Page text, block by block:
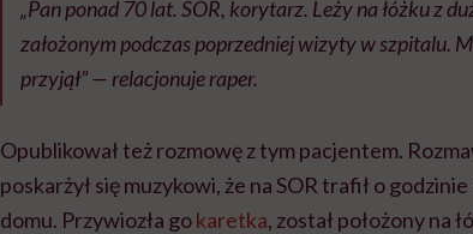
„Pan ponad 70 lat. SOR, korytarz. Leży na łóżku z
założonym podczas poprzedniej wizyty w szpitalu.
przyjął” — relacjonuje raper.
Opublikował też rozmowę z tym pacjentem.
poskarżył się muzykowi, że na SOR trafił o
domu. Przywiozła gokaretka, został położony na